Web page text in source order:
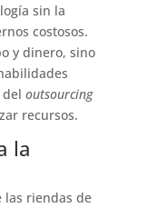
sin la
costosos.
y dinero, sino
outsourcing
recursos.
la
las riendas de